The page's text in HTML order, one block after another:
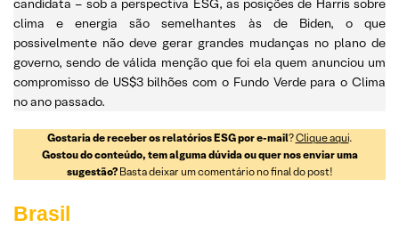
candidata – sob a perspectiva ESG, as posições de Harris sobre
clima e energia são semelhantes às de Biden, o que
possivelmente não deve gerar grandes mudanças no plano de
governo, sendo de válida menção que foi ela quem anunciou um
compromisso de US$3 bilhões com o Fundo Verde para o Clima
no ano passado.
Gostaria de receber os relatórios ESG por e-mail?Clique aqui.
Gostou do conteúdo, tem alguma dúvida ou quer nos enviar uma
sugestão?Basta deixar um comentário no final do post!
Brasil